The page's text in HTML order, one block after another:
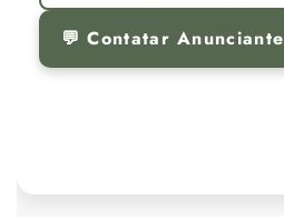
💬 Contatar Anunciante